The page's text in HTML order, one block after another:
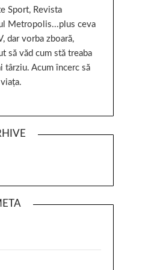
Sport, Revista
Metropolis...plus ceva
dar vorba zboară,
să văd cum stă treaba
târziu. Acum încerc să